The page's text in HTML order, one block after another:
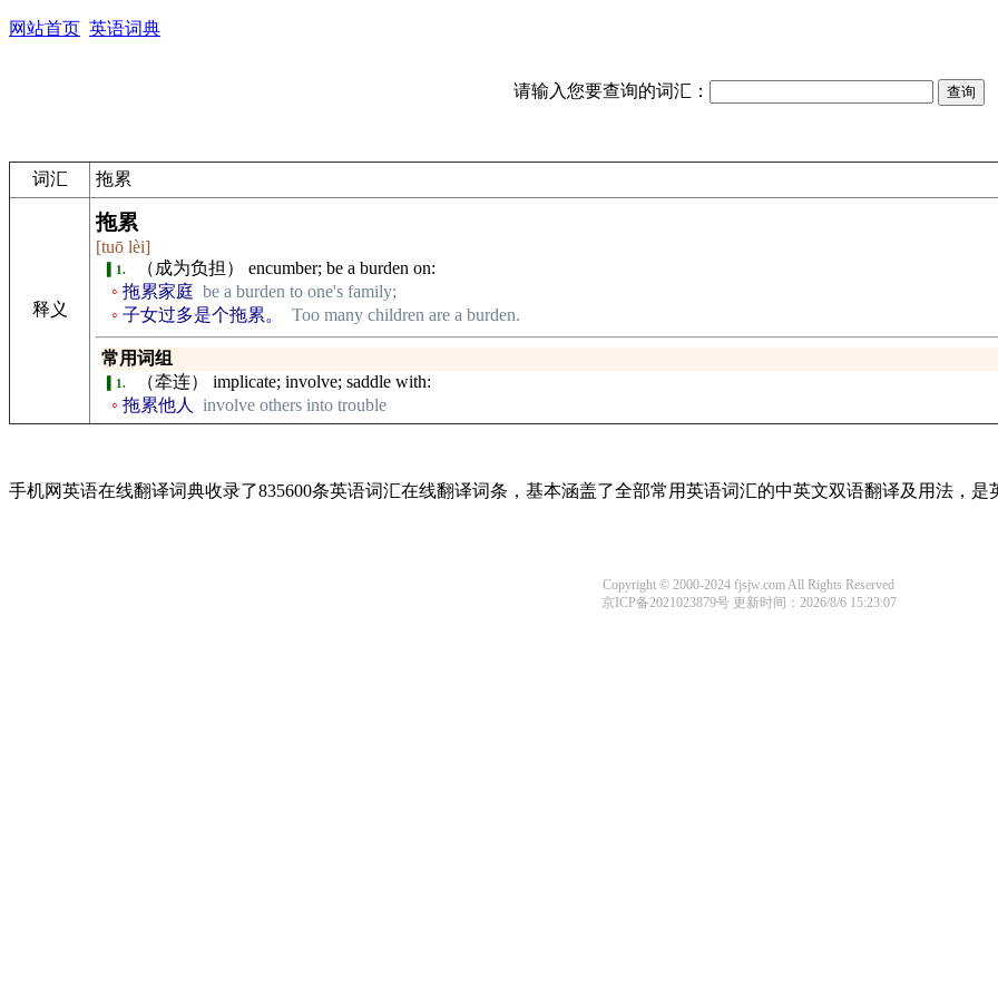
网站首页 英语词典
请输入您要查询的词汇：
词汇 拖累
释义
拖累
[tuō lèi]
1.
（成为负担） encumber; be a burden on:
拖累家庭 be a burden to one's family;
子女过多是个拖累。
Too many children are a burden.
常用词组
1.
（牵连） implicate; involve; saddle with:
拖累他人
involve others into trouble
手机网英语在线翻译词典收录了835600条英语词汇在线翻译词条，基本涵盖了全部常用英语词汇的中英文双语翻译及用法，是
Copyright © 2000-2024 fjsjw.com All Rights Reserved
京ICP备2021023879号更新时间：2026/8/6 15:23:07